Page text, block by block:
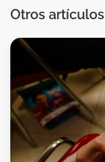
Otros artículos